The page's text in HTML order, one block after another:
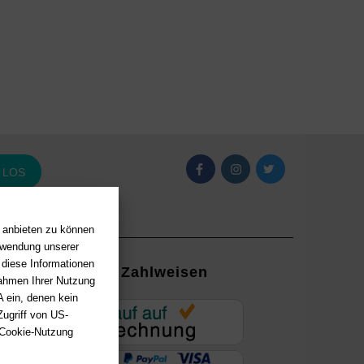
zu können
unserer
Informationen
Ihrer Nutzung
ein, denen kein
von US-
Nutzung
LOS
mit
Zahlweisen